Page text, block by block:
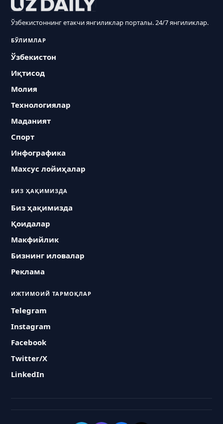
Ўзбекистоннинг етакчи янгиликлар порталы. 24/7 янгиликлар.
БЎЛИМЛАР
Ўзбекистон
Иқтисод
Молия
Технологиялар
Маданият
Спорт
Инфографика
Махсус лойиҳалар
БИЗ ҲАҚИМИЗДА
Биз ҳақимизда
Қоидалар
Макфийлик
Бизнинг иловалар
Реклама
ИЖТИМОИЙ ТАРМОҚЛАР
Telegram
Instagram
Facebook
Twitter/X
LinkedIn